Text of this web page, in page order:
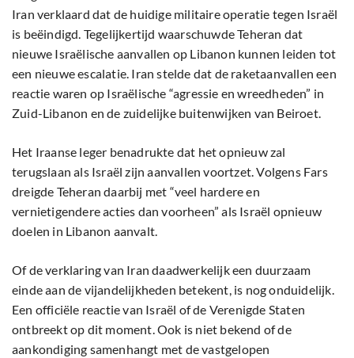
Iran verklaard dat de huidige militaire operatie tegen Israël
is beëindigd. Tegelijkertijd waarschuwde Teheran dat
nieuwe Israëlische aanvallen op Libanon kunnen leiden tot
een nieuwe escalatie. Iran stelde dat de raketaanvallen een
reactie waren op Israëlische “agressie en wreedheden” in
Zuid-Libanon en de zuidelijke buitenwijken van Beiroet.
Het Iraanse leger benadrukte dat het opnieuw zal
terugslaan als Israël zijn aanvallen voortzet. Volgens Fars
dreigde Teheran daarbij met “veel hardere en
vernietigendere acties dan voorheen” als Israël opnieuw
doelen in Libanon aanvalt.
Of de verklaring van Iran daadwerkelijk een duurzaam
einde aan de vijandelijkheden betekent, is nog onduidelijk.
Een officiële reactie van Israël of de Verenigde Staten
ontbreekt op dit moment. Ook is niet bekend of de
aankondiging samenhangt met de vastgelopen